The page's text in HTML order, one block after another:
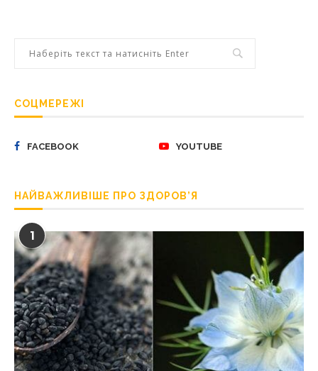
СОЦМЕРЕЖІ
FACEBOOK YOUTUBE
НАЙВАЖЛИВІШЕ ПРО ЗДОРОВ’Я
1